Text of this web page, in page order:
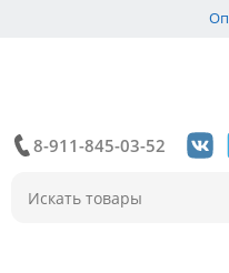
8-911-845-03-52